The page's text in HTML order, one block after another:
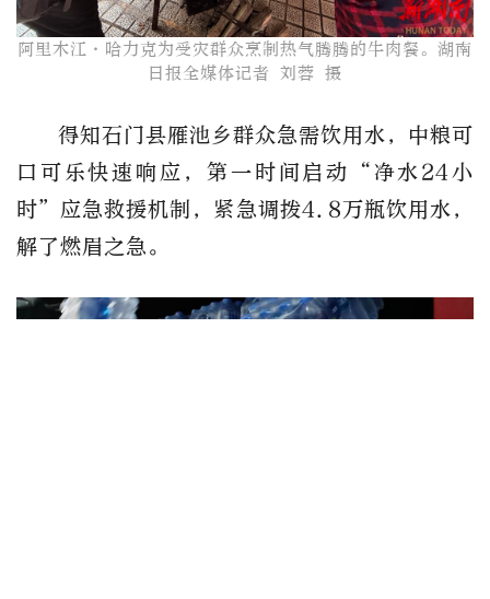
阿里木江·哈力克为受灾群众烹制热气腾腾的牛肉餐。湖南
日报全媒体记者 刘蓉 摄
得知石门县雁池乡群众急需饮用水，中粮可
口可乐快速响应，第一时间启动“净水24小
时”应急救援机制，紧急调拨4.8万瓶饮用水，
解了燃眉之急。